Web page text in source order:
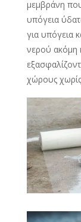
μεμβράνη
υπόγεια
για υπόγεια
νερού ακόμη
χώρους